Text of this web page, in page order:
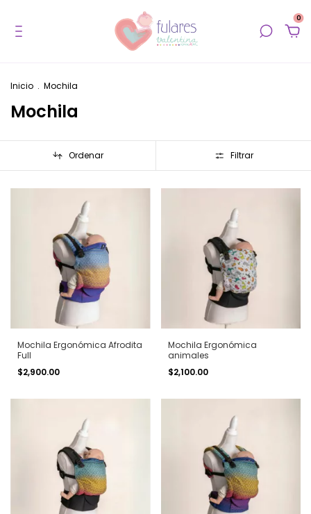
0
Inicio . Mochila
Mochila
Ordenar Filtrar
Mochila Ergonómica Afrodita
Full
$2,900.00
Mochila Ergonómica
animales
$2,100.00